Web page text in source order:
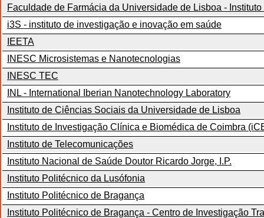
Faculdade de Farmácia da Universidade de Lisboa -
i3S - instituto de investigação e inovação em saúde
IEETA
INESC Microsistemas e Nanotecnologias
INESC TEC
INL - International Iberian Nanotechnology Laboratory
Instituto de Ciências Sociais da Universidade de Lisboa
Instituto de Investigação Clínica e Biomédica de Coimbra
Instituto de Telecomunicações
Instituto Nacional de Saúde Doutor Ricardo Jorge, I.P.
Instituto Politécnico da Lusófonia
Instituto Politécnico de Bragança
Instituto Politécnico de Bragança - Centro de Investigação